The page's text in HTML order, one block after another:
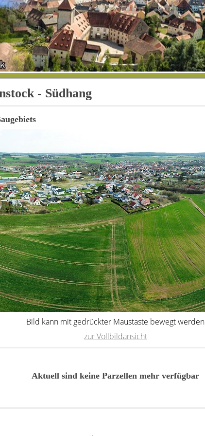
- Südhang
Bild kann mit gedrückter Maustaste bewegt werden
zur Vollbildansicht
Aktuell sind keine Parzellen mehr verfügbar